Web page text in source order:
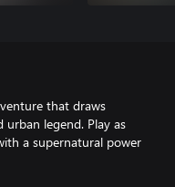
that draws
legend. Play as
a supernatural power